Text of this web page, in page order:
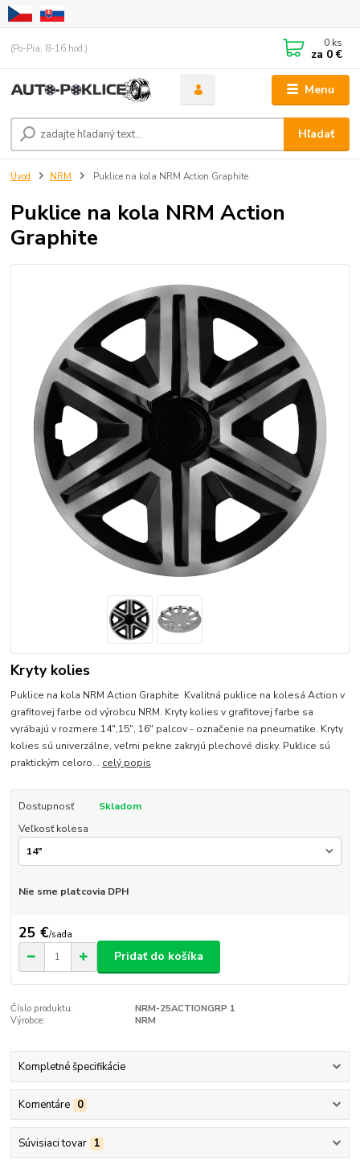
Menu
Hľadať
(Po-Pia, 8-16 hod.) 0 ks
za 0 €
Úvod NRM Puklice na kola NRM Action Graphite
Puklice na kola NRM Action
Graphite
Kryty kolies
Puklice na kola NRM Action Graphite Kvalitná puklice na kolesá Action v
grafitovej farbe od výrobcu NRM. Kryty kolies v grafitovej farbe sa
vyrábajú v rozmere 14",15", 16" palcov - označenie na pneumatike. Kryty
kolies sú univerzálne, veľmi pekne zakryjú plechové disky. Puklice sú
praktickým celoro... celý popis
Dostupnosť
Skladom
Veľkosť kolesa
Nie sme platcovia DPH
25 €/sada
Pridať do košíka
Číslo produktu:
NRM-25ACTIONGRP 1
Výrobce:
NRM
Kompletné špecifikácie
Komentáre 0
Súvisiaci tovar 1